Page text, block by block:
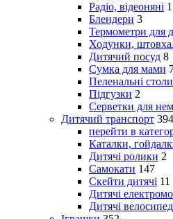
Радіо, відеоняні
Блендери 3
Термометри для
Ходунки,
Дитячий посуд 8
Сумка для мами
Пеленальні столи
Підгузки 2
Серветки для
Дитячий транспорт 394
перейти в
Каталки,
Дитячі ролики 2
Самокати 147
Скейти дитячі 11
Дитячі
Дитячі